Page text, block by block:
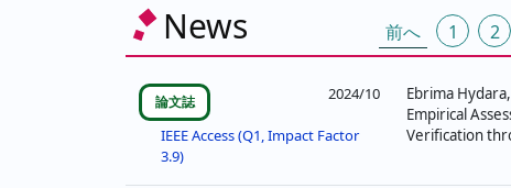
News
投
稿
の
ペ
前へ 1 2
論文誌 2024/10
IEEE Access (Q1, Impact Factor
3.9)
Ebrima
Empirical
Verification